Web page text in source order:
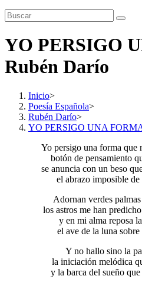
YO PERSIGO
Rubén Darío
Inicio>
Poesía Española>
Rubén Darío>
YO PERSIGO UNA
Yo persigo una forma que
botón de pensamiento
se anuncia con un beso
el abrazo imposible
Adornan verdes
los astros me han
y en mi alma reposa
el ave de la luna
Y no hallo sino la
la iniciación melódica
y la barca del sueño